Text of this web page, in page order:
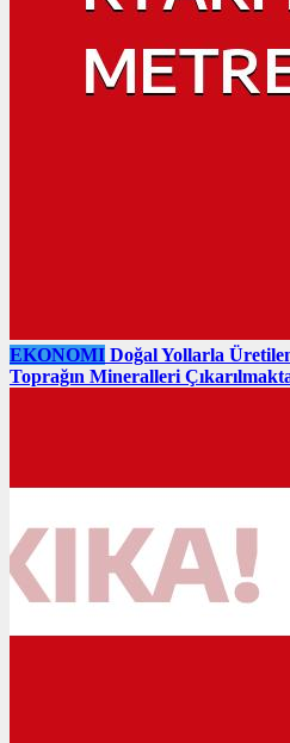
EKONOMI Doğal Yollarla
Toprağın Mineralleri